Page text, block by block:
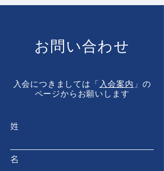
お問い合わせ
入会につきましては「 入会案内 」の
ページからお願いします
姓
名